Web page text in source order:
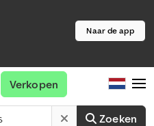
Naar de app
Zoeken
Verkopen